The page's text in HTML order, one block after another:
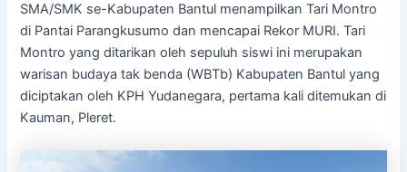
SMA/SMK se-Kabupaten Bantul menampilkan Tari Montro
di Pantai Parangkusumo dan mencapai Rekor MURI. Tari
Montro yang ditarikan oleh sepuluh siswi ini merupakan
warisan budaya tak benda (WBTb) Kabupaten Bantul yang
diciptakan oleh KPH Yudanegara, pertama kali ditemukan di
Kauman, Pleret.